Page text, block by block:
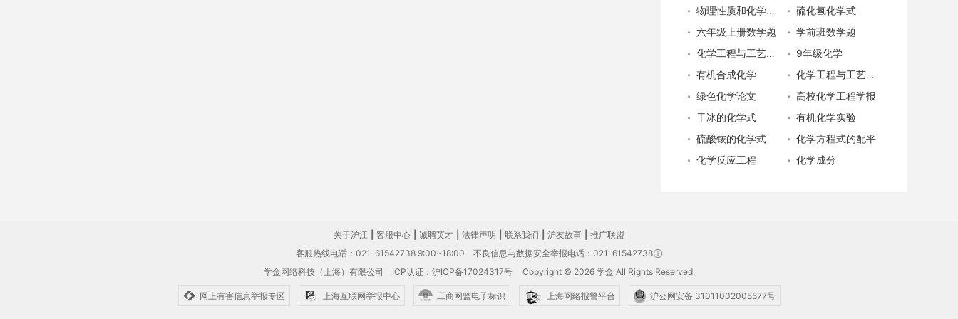
物理性质和化学性质
硫化氢化学式
六年级上册数学题
学前班数学题
化学工程与工艺专业就业
9年级化学
有机合成化学
化学工程与工艺专业
绿色化学论文
高校化学工程学报
干冰的化学式
有机化学实验
硫酸铵的化学式
化学方程式的配平
化学反应工程
化学成分
关于沪江 客服中心 诚聘英才 法律声明 联系我们 沪友故事
推广联盟
客服热线电话：021-61542738 9:00~18:00
不良信息与数据安全举报电话：021-61542738
学金网络科技（上海）有限公司 ICP认证：沪ICP备17024317号 Copyright © 2026 学金 All Rights Reserved.
网上有害信息举报专区 上海互联网举报中心 工商网监电子标识 上海网络报警平台 沪公网安备 31011002005577号